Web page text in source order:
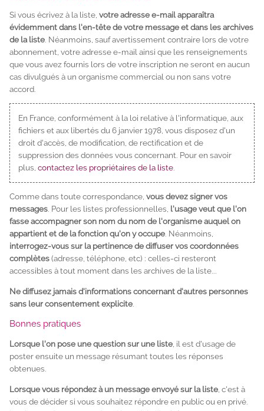
Si vous écrivez à la liste, votre adresse e-mail apparaîtra
évidemment dans l'en-tête de votre message et dans les archives
de la liste . Néanmoins, sauf avertissement contraire lors de votre
abonnement, votre adresse e-mail ainsi que les renseignements
que vous avez fournis lors de votre inscription ne seront en aucun
cas divulgués à un organisme commercial ou non sans votre
accord.
En France, conformément à la loi relative à l'informatique, aux
fichiers et aux libertés du 6 janvier 1978, vous disposez d'un
droit d'accès, de modification, de rectification et de
suppression des données vous concernant. Pour en savoir
plus, contactez les propriétaires de la liste.
Comme dans toute correspondance, vous devez signer vos
messages . Pour les listes professionnelles, l'usage veut que l'on
fasse accompagner son nom du nom de l'organisme auquel on
appartient et de la fonction qu'on y occupe . Néanmoins,
interrogez-vous sur la pertinence de diffuser vos coordonnées
complètes(adresse, téléphone, etc) : celles-ci resteront
accessibles à tout moment dans les archives de la liste...
Ne diffusez jamais d'informations concernant d'autres personnes
sans leur consentement explicite
Bonnes pratiques
Lorsque l'on pose une question sur une liste , il est d'usage de
poster ensuite un message résumant toutes les réponses
obtenues.
Lorsque vous répondez à un message envoyé sur la liste , c'est à
vous de décider si vous souhaitez répondre en public ou en privé.